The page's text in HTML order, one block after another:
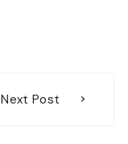
Next Post